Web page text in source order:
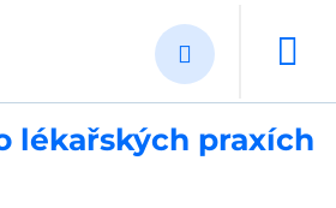
lékařských praxích